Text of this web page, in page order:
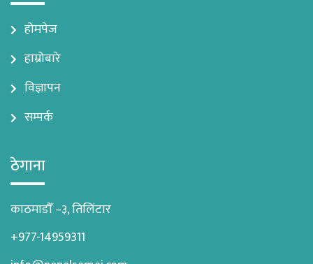
होमपेज
हाम्रोबारे
विज्ञापन
सम्पर्क
ठेगाना
काठमाडौँ –३, तिलिंटार
+977-14959311